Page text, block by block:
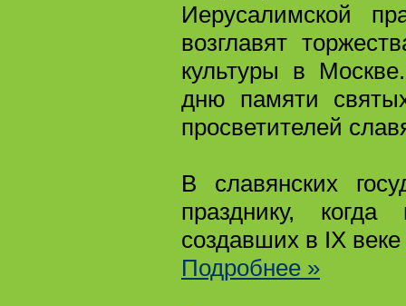
Иерусалимской
возглавят
культуры в
дню памяти
просветителей
В славянских
празднику,
создавших в IX
Подробнее »